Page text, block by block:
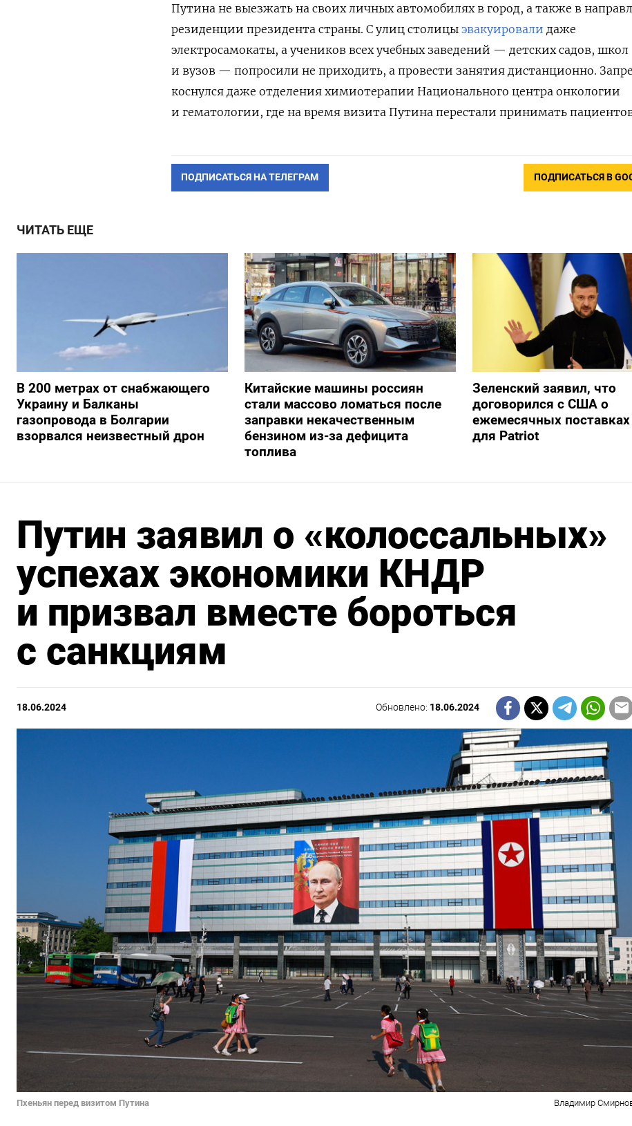
Путина не выезжать на своих личных автомобилях в город, а также в
резиденции президента страны. С улиц столицы эвакуировали даже
электросамокаты, а учеников всех учебных заведений — детских садов, школ
и вузов — попросили не приходить, а провести занятия дистанционно.
коснулся даже отделения химиотерапии Национального центра онкологии
и гематологии, где на время визита Путина перестали принимать
ПОДПИСАТЬСЯ НА ТЕЛЕГРАМ ПОДПИСАТЬСЯ В
ЧИТАТЬ ЕЩЕ
В 200 метрах от снабжающего
Украину и Балканы
газопровода в Болгарии
взорвался неизвестный дрон
Китайские машины россиян
стали массово ломаться после
заправки некачественным
бензином из-за дефицита
топлива
Зеленский заявил, что
договорился с США о
ежемесячных поставках
для Patriot
Путин заявил о «колоссальных»
успехах экономики КНДР
и призвал вместе бороться
с санкциям
18.06.2024 Обновлено: 18.06.2024
Пхеньян перед визитом Путина Владимир